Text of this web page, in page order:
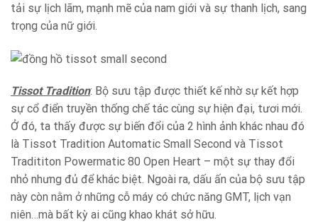
tải sự lịch lãm, mạnh mẽ của nam giới và sự thanh lịch, sang
trọng của nữ giới.
Tissot Tradition: Bộ sưu tập được thiết kế nhờ sự kết hợp
sự cổ điển truyền thống chế tác cùng sự hiện đại, tươi mới.
Ở đó, ta thấy được sự biến đổi của 2 hình ảnh khác nhau đó
là Tissot Tradition Automatic Small Second và Tissot
Tradititon Powermatic 80 Open Heart – một sự thay đổi
nhỏ nhưng đủ để khác biệt. Ngoài ra, dấu ấn của bộ sưu tập
này còn nằm ở những cỗ máy có chức năng GMT, lịch vạn
niên…mà bất kỳ ai cũng khao khát sở hữu.